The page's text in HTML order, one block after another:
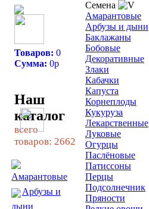
Товаров: 0
Сумма: 0р
Наш
каталог
всего
товаров: 2662
Амарантовые
Арбузы и
дыни
Семена
Амарантовые
Арбузы и дыни
Баклажаны
Бобовые
Декоративные
Злаки
Кабачки
Капуста
Корнеплоды
Кукуруза
Лекарственные
Луковые
Огурцы
Паслёновые
Патиссоны
Перцы
Подсолнечник
Пряности